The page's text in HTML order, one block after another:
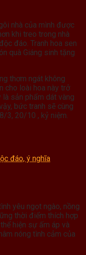
nhà của mình được
khi treo trong nhà
đáo. Tranh hoa sen
quà Giáng sinh tặng
thơm ngát không
cho loài hoa này trở
sản phẩm dát vàng
bức tranh sẽ cùng
3, 20/10 , kỷ niệm.
đáo, ý nghĩa
yêu ngọt ngào, nồng
thời điểm thích hợp
hiện sự ấm áp và
nóng tình cảm của